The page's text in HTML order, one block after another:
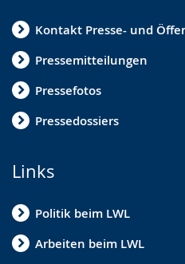
Kontakt Presse- und
Pressemitteilungen
Pressefotos
Pressedossiers
Links
Politik beim LWL
Arbeiten beim LWL